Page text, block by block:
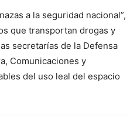
a la seguridad nacional”,
que transportan drogas y
secretarías de la Defensa
Comunicaciones y
del uso leal del espacio